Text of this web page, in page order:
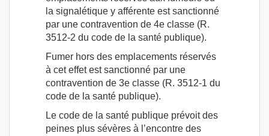
la signalétique y afférente est sanctionné
par une contravention de 4e classe (R.
3512-2 du code de la santé publique).
Fumer hors des emplacements réservés
à cet effet est sanctionné par une
contravention de 3e classe (R. 3512-1 du
code de la santé publique).
Le code de la santé publique prévoit des
peines plus sévères à l’encontre des